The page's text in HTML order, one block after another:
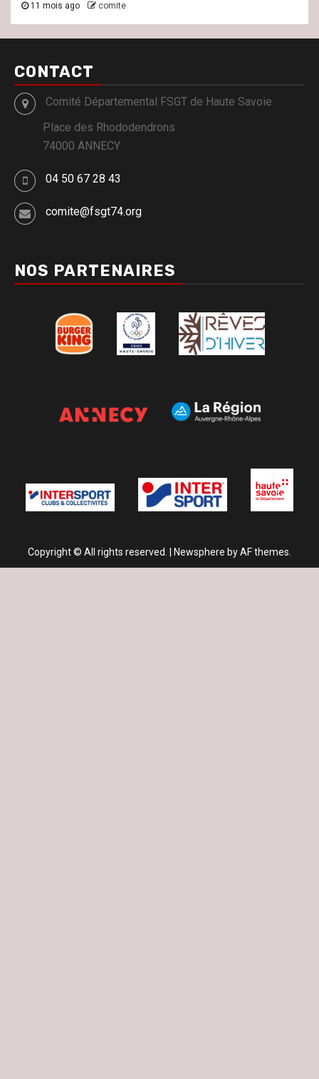
11 mois ago comite
CONTACT
Comité Départemental FSGT de Haute Savoie
Place des Rhododendrons
74000 ANNECY
04 50 67 28 43
comite@fsgt74.org
NOS PARTENAIRES
Copyright © All rights reserved. Newsphere by AF themes.